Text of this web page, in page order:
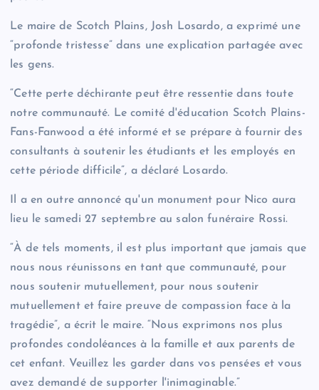
Le maire de Scotch Plains, Josh Losardo, a exprimé une
“profonde tristesse” dans une explication partagée avec
les gens.
“Cette perte déchirante peut être ressentie dans toute
notre communauté. Le comité d'éducation Scotch Plains-
Fans-Fanwood a été informé et se prépare à fournir des
consultants à soutenir les étudiants et les employés en
cette période difficile”, a déclaré Losardo.
Il a en outre annoncé qu'un monument pour Nico aura
lieu le samedi 27 septembre au salon funéraire Rossi.
“À de tels moments, il est plus important que jamais que
nous nous réunissons en tant que communauté, pour
nous soutenir mutuellement, pour nous soutenir
mutuellement et faire preuve de compassion face à la
tragédie”, a écrit le maire. “Nous exprimons nos plus
profondes condoléances à la famille et aux parents de
cet enfant. Veuillez les garder dans vos pensées et vous
avez demandé de supporter l'inimaginable.”